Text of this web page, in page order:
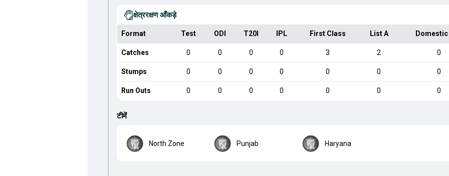
क्षेत्ररक्षण आँकड़े
Format Test ODI T20I IPL First Class List A
Catches 0 0 0 0 3 2 0
Stumps 0 0 0 0 0 0 0
Run Outs 0 0 0 0 0 0 0
टीमें
North Zone Punjab Haryana